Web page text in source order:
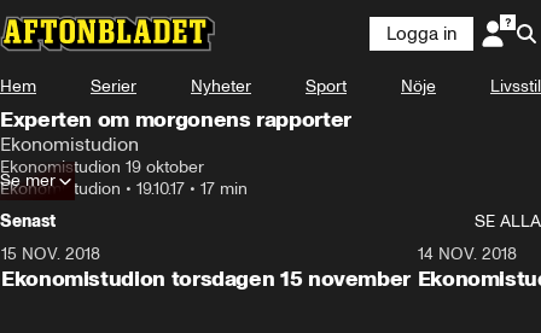
Logga in
Hem Serier Nyheter Sport Nöje Livsstil
Experten om morgonens rapporter
Ekonomistudion
Ekonomistudion 19 oktober
Ekonomistudion • 19.10.17 • 17 min
Se mer
Senast
SE ALLA
15 NOV. 2018
Ekonomistudion torsdagen 15 november
14 NOV. 2018